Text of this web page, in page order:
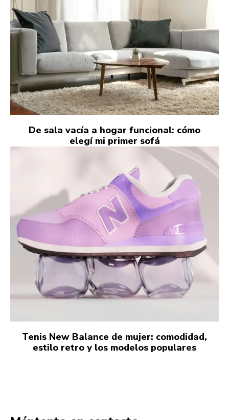
De sala vacía a hogar funcional: cómo
elegí mi primer sofá
Tenis New Balance de mujer: comodidad,
estilo retro y los modelos populares